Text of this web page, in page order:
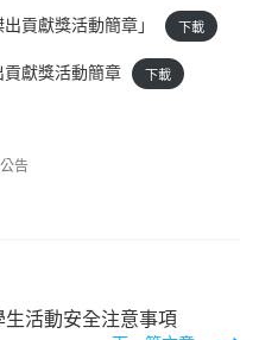
貢獻獎活動簡章」 下載
獻獎活動簡章 下載
告
活動安全注意事項